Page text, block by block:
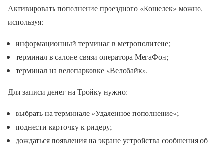
Активировать пополнение проездного «Кошелек» можно,
используя:
информационный терминал в метрополитене;
терминал в салоне связи оператора МегаФон;
терминал на велопарковке «Велобайк».
Для записи денег на Тройку нужно:
выбрать на терминале «Удаленное пополнение»;
поднести карточку к ридеру;
дождаться появления на экране устройства сообщения об